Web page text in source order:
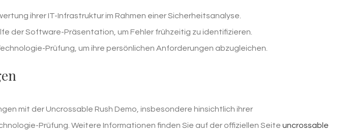
ihrer IT-Infrastruktur im Rahmen einer Sicherheitsanalyse.
der Software-Präsentation, um Fehler frühzeitig zu identifizieren.
Prüfung, um ihre persönlichen Anforderungen abzugleichen.
mit der Uncrossable Rush Demo, insbesondere hinsichtlich ihrer
Prüfung. Weitere Informationen finden Sie auf der offiziellen Seite uncrossable